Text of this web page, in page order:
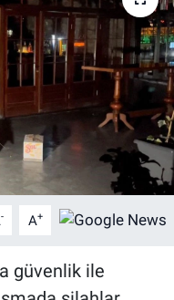
- A+
güvenlik ile